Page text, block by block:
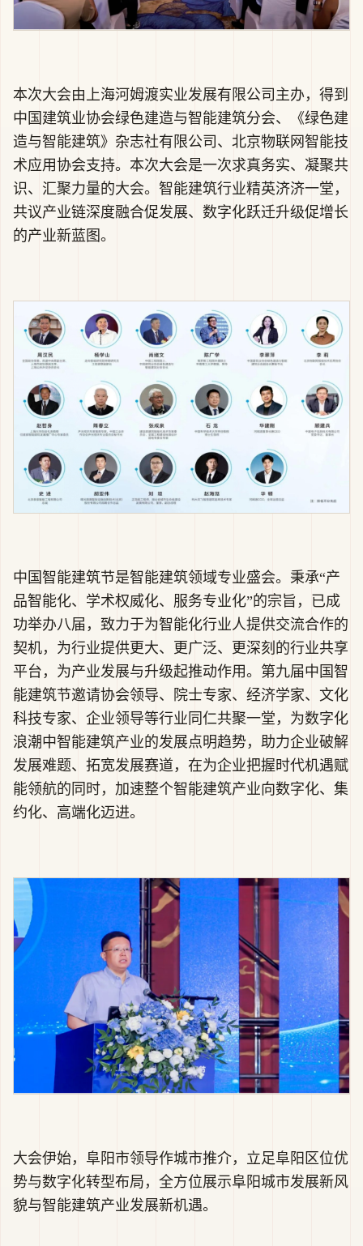
本次大会由上海河姆渡实业发展有限公司主办，得到
中国建筑业协会绿色建造与智能建筑分会、《绿色建
造与智能建筑》杂志社有限公司、北京物联网智能技
术应用协会支持。本次大会是一次求真务实、凝聚共
识、汇聚力量的大会。智能建筑行业精英济济一堂，
共议产业链深度融合促发展、数字化跃迁升级促增长
的产业新蓝图。
中国智能建筑节是智能建筑领域专业盛会。秉承“产
品智能化、学术权威化、服务专业化”的宗旨，已成
功举办八届，致力于为智能化行业人提供交流合作的
契机，为行业提供更大、更广泛、更深刻的行业共享
平台，为产业发展与升级起推动作用。第九届中国智
能建筑节邀请协会领导、院士专家、经济学家、文化
科技专家、企业领导等行业同仁共聚一堂，为数字化
浪潮中智能建筑产业的发展点明趋势，助力企业破解
发展难题、拓宽发展赛道，在为企业把握时代机遇赋
能领航的同时，加速整个智能建筑产业向数字化、集
约化、高端化迈进。
大会伊始，阜阳市领导作城市推介，立足阜阳区位优
势与数字化转型布局，全方位展示阜阳城市发展新风
貌与智能建筑产业发展新机遇。